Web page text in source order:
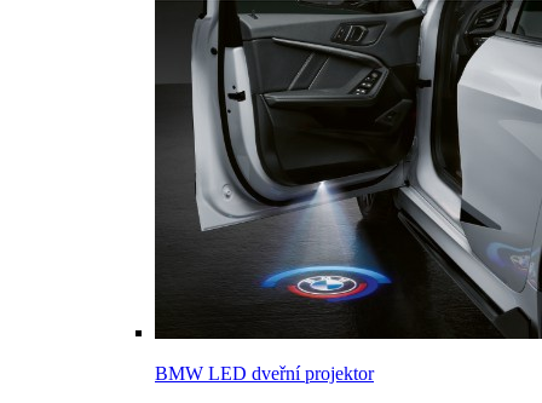
BMW LED dveřní projektor